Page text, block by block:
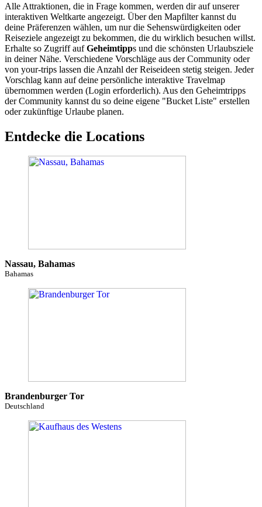
Alle Attraktionen, die in Frage kommen, werden dir auf unserer
interaktiven Weltkarte angezeigt. Über den Mapfilter kannst du
deine Präferenzen wählen, um nur die Sehenswürdigkeiten oder
Reiseziele angezeigt zu bekommen, die du wirklich besuchen willst.
Erhalte so Zugriff aufGeheimtipps und die schönsten Urlaubsziele
in deiner Nähe. Verschiedene Vorschläge aus der Community oder
von your-trips lassen die Anzahl der Reiseideen stetig steigen. Jeder
Vorschlag kann auf deine persönliche interaktive Travelmap
übernommen werden (Login erforderlich). Aus den Geheimtripps
der Community kannst du so deine eigene "Bucket Liste" erstellen
oder zukünftige Urlaube planen.
Entdecke die Locations
Nassau, Bahamas
Bahamas
Brandenburger Tor
Deutschland